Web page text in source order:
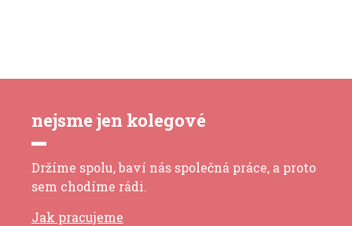
nejsme jen kolegové
Držíme spolu, baví nás společná práce, a proto
sem chodíme rádi.
Jak pracujeme